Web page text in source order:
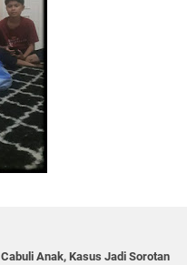
Anak, Kasus Jadi Sorotan